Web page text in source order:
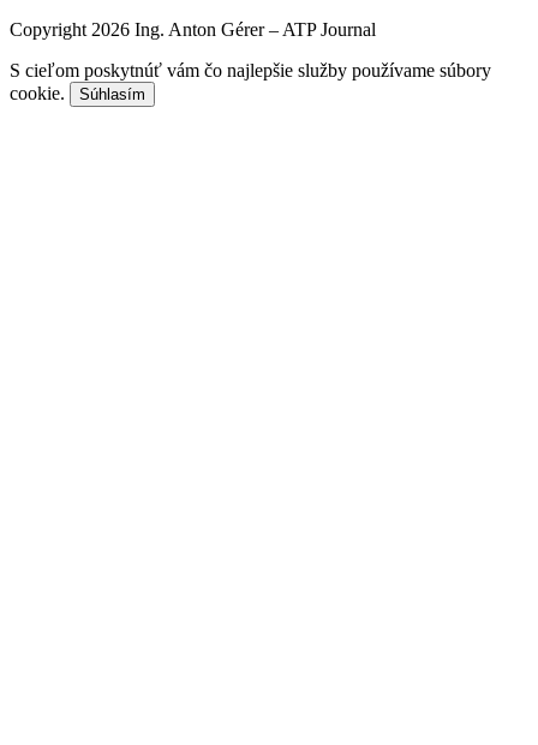
Copyright 2026 Ing. Anton Gérer – ATP Journal
S cieľom poskytnúť vám čo najlepšie služby používame súbory
cookie.
Súhlasím